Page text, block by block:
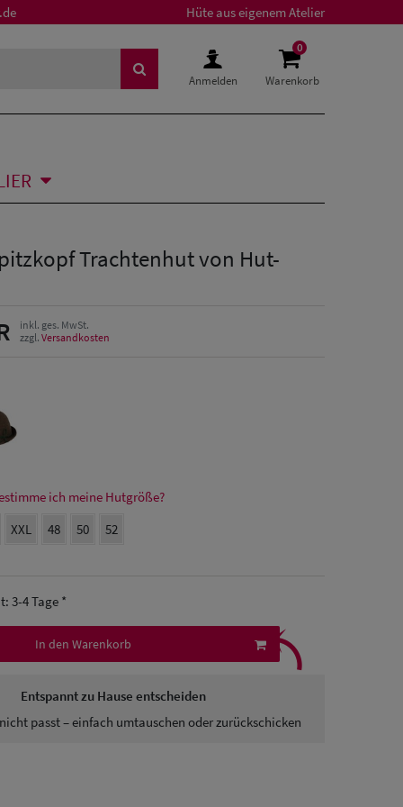
Hüte aus eigenem Atelier
Anmelden
0
Warenkorb
Trachtenhut von Hut-
inkl. ges. MwSt.
zzgl. Versandkosten
ich meine Hutgröße?
XXL 48 50 52
3-4 Tage *
In den Warenkorb
Entspannt zu Hause entscheiden
passt – einfach umtauschen oder zurückschicken
⤹